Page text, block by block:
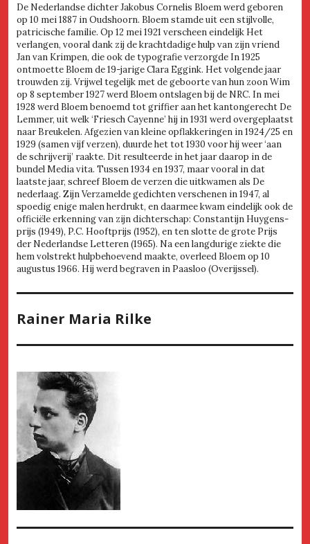
De Nederlandse dichter Jakobus Cornelis Bloem werd geboren
op 10 mei 1887 in Oudshoorn. Bloem stamde uit een stijlvolle,
patricische familie. Op 12 mei 1921 verscheen eindelijk Het
verlangen, vooral dank zij de krachtdadige hulp van zijn vriend
Jan van Krimpen, die ook de typografie verzorgde In 1925
ontmoette Bloem de 19-jarige Clara Eggink. Het volgende jaar
trouwden zij. Vrijwel tegelijk met de geboorte van hun zoon Wim
op 8 september 1927 werd Bloem ontslagen bij de NRC. In mei
1928 werd Bloem benoemd tot griffier aan het kantongerecht De
Lemmer, uit welk ‘Friesch Cayenne’ hij in 1931 werd overgeplaatst
naar Breukelen. Afgezien van kleine opflakkeringen in 1924/25 en
1929 (samen vijf verzen), duurde het tot 1930 voor hij weer ‘aan
de schrijverij’ raakte. Dit resulteerde in het jaar daarop in de
bundel Media vita. Tussen 1934 en 1937, maar vooral in dat
laatste jaar, schreef Bloem de verzen die uitkwamen als De
nederlaag. Zijn Verzamelde gedichten verschenen in 1947, al
spoedig enige malen herdrukt, en daarmee kwam eindelijk ook de
officiële erkenning van zijn dichterschap: Constantijn Huygens-
prijs (1949), P.C. Hooftprijs (1952), en ten slotte de grote Prijs
der Nederlandse Letteren (1965). Na een langdurige ziekte die
hem volstrekt hulpbehoevend maakte, overleed Bloem op 10
augustus 1966. Hij werd begraven in Paasloo (Overijssel).
Rainer Maria Rilke